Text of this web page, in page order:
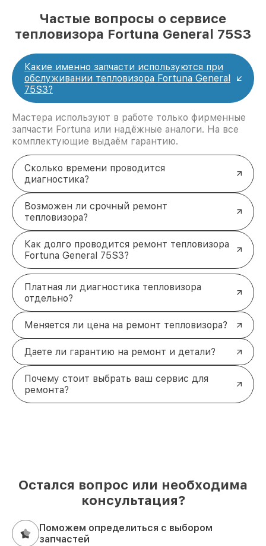
Частые вопросы о сервисе
тепловизора Fortuna General 75S3
Какие именно запчасти используются при
обслуживании тепловизора Fortuna General
75S3?
Мастера используют в работе только фирменные
запчасти Fortuna или надёжные аналоги. На все
комплектующие выдаём гарантию.
Сколько времени проводится
диагностика?
Возможен ли срочный ремонт
тепловизора?
Как долго проводится ремонт тепловизора
Fortuna General 75S3?
Платная ли диагностика тепловизора
отдельно?
Меняется ли цена на ремонт тепловизора?
Даете ли гарантию на ремонт и детали?
Почему стоит выбрать ваш сервис для
ремонта?
Остался вопрос или необходима
консультация?
Поможем определиться с выбором
запчастей